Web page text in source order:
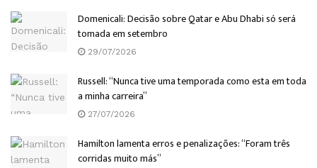
Domenicali: Decisão sobre Qatar e Abu Dhabi só será
tomada em setembro
29/07/2026
Russell: “Nunca tive uma temporada como esta em toda
a minha carreira”
27/07/2026
Hamilton lamenta erros e penalizações: “Foram três
corridas muito más”